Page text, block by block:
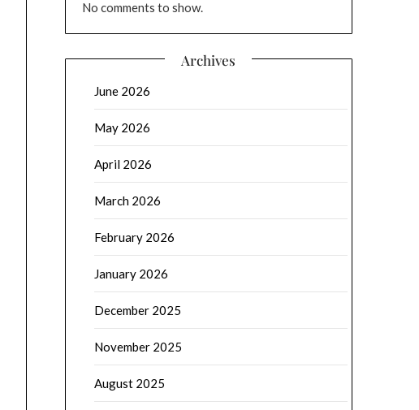
No comments to show.
Archives
June 2026
May 2026
April 2026
March 2026
February 2026
January 2026
December 2025
November 2025
August 2025